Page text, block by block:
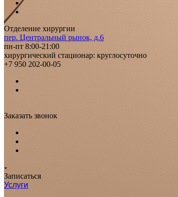
Отделение хирургии
пер. Центральный рынок, д.6
пн-пт 8:00-21:00
хирургический стационар: круглосуточно
+7 950 202-00-05
Заказать звонок
Записаться
Услуги